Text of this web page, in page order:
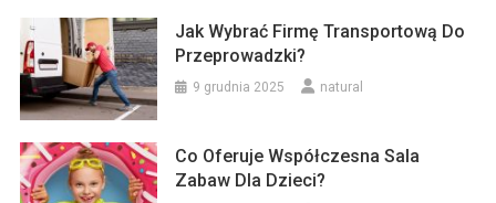
Jak Wybrać Firmę Transportową Do
Przeprowadzki?
9 grudnia 2025 natural
Co Oferuje Współczesna Sala
Zabaw Dla Dzieci?